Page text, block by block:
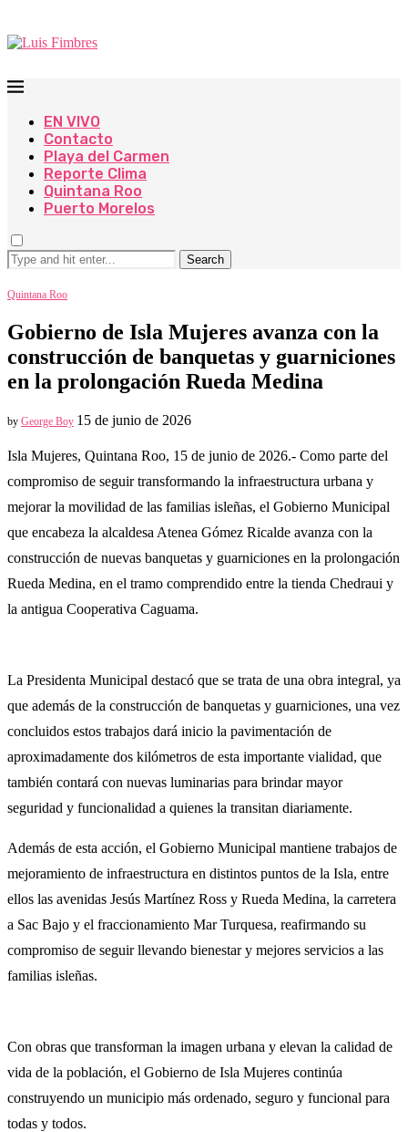
EN VIVO
Contacto
Playa del Carmen
Reporte Clima
Quintana Roo
Puerto Morelos
Search
Quintana Roo
Gobierno de Isla Mujeres avanza con la
construcción de banquetas y guarniciones
en la prolongación Rueda Medina
by George Boy 15 de junio de 2026
Isla Mujeres, Quintana Roo, 15 de junio de 2026.- Como parte del
compromiso de seguir transformando la infraestructura urbana y
mejorar la movilidad de las familias isleñas, el Gobierno Municipal
que encabeza la alcaldesa Atenea Gómez Ricalde avanza con la
construcción de nuevas banquetas y guarniciones en la prolongación
Rueda Medina, en el tramo comprendido entre la tienda Chedraui y
la antigua Cooperativa Caguama.
La Presidenta Municipal destacó que se trata de una obra integral, ya
que además de la construcción de banquetas y guarniciones, una vez
concluidos estos trabajos dará inicio la pavimentación de
aproximadamente dos kilómetros de esta importante vialidad, que
también contará con nuevas luminarias para brindar mayor
seguridad y funcionalidad a quienes la transitan diariamente.
Además de esta acción, el Gobierno Municipal mantiene trabajos de
mejoramiento de infraestructura en distintos puntos de la Isla, entre
ellos las avenidas Jesús Martínez Ross y Rueda Medina, la carretera
a Sac Bajo y el fraccionamiento Mar Turquesa, reafirmando su
compromiso de seguir llevando bienestar y mejores servicios a las
familias isleñas.
Con obras que transforman la imagen urbana y elevan la calidad de
vida de la población, el Gobierno de Isla Mujeres continúa
construyendo un municipio más ordenado, seguro y funcional para
todas y todos.